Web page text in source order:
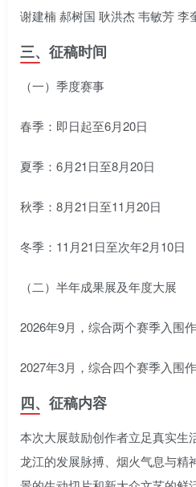
谢建楠 郝树国 耿洪杰 韦敏芳 李
三、征稿时间
（一）季度赛事
春季：即日起至6月20日
夏季：6月21日至8月20日
秋季：8月21日至11月20日
冬季：11月21日至次年2月10日
（二）半年成果展及年度大展
2026年9月，综合两个赛季入围
2027年3月，综合四个赛季入围
四、征稿内容
本次大展鼓励创作者立足真实生
龙江的发展脉搏、烟火气息与精